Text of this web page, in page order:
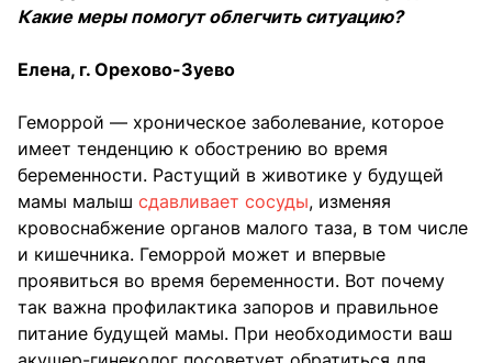
Какие меры помогут облегчить ситуацию?
Елена, г. Орехово-Зуево
Геморрой — хроническое заболевание, которое
имеет тенденцию к обострению во время
беременности. Растущий в животике у будущей
мамы малыш сдавливает сосуды, изменяя
кровоснабжение органов малого таза, в том числе
и кишечника. Геморрой может и впервые
проявиться во время беременности. Вот почему
так важна профилактика запоров и правильное
питание будущей мамы. При необходимости ваш